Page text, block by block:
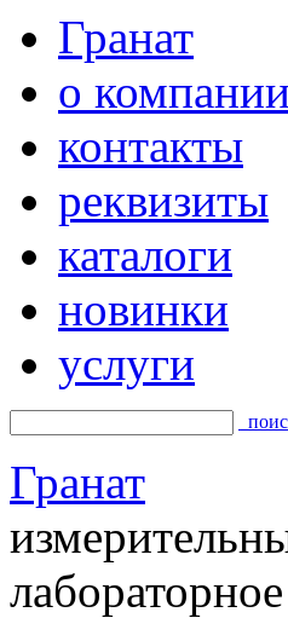
Гранат
о компании
контакты
реквизиты
каталоги
новинки
услуги
Гранат